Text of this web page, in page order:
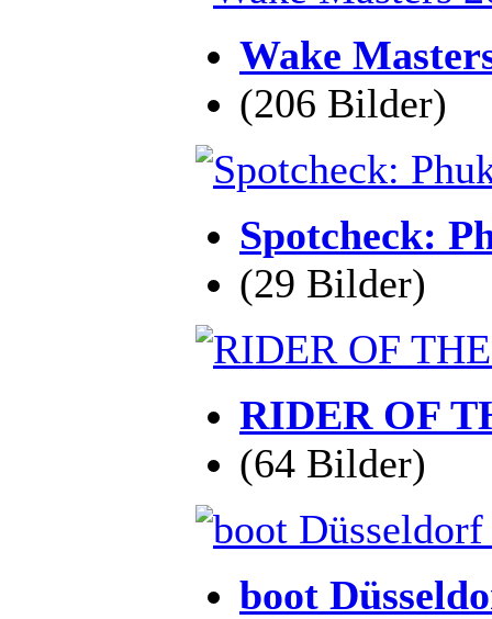
Wake
(206 Bilder)
Spotcheck:
(29 Bilder)
RIDER OF
(64 Bilder)
boot